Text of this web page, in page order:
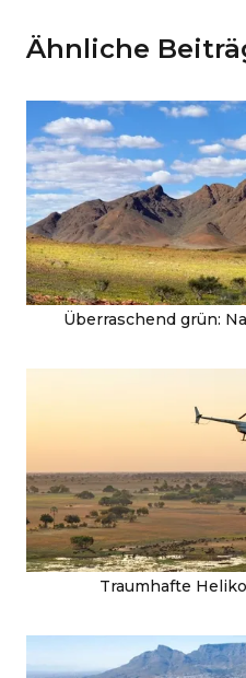
Ähnliche
Überraschend grün:
Traumhafte